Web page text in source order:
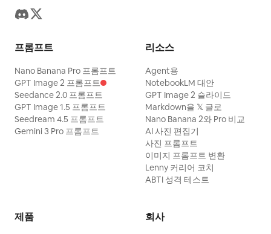
프롬프트
Nano Banana Pro 프롬프트
GPT Image 2 프롬프트
Seedance 2.0 프롬프트
GPT Image 1.5 프롬프트
Seedream 4.5 프롬프트
Gemini 3 Pro 프롬프트
리소스
Agent용
NotebookLM 대안
GPT Image 2 슬라이드
Markdown을 𝕏 글로
Nano Banana 2와 Pro 비교
AI 사진 편집기
사진 프롬프트
이미지 프롬프트 변환
Lenny 커리어 코치
ABTI 성격 테스트
제품 회사